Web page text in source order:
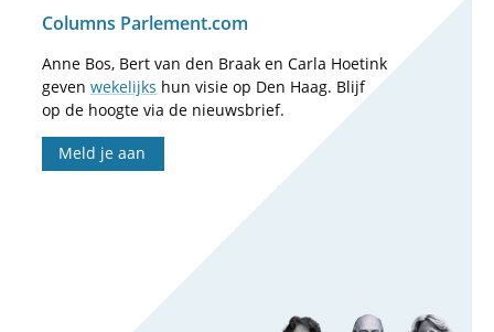
Columns Parlement.com
Anne Bos, Bert van den Braak en Carla Hoetink
geven wekelijks hun visie op Den Haag. Blijf
op de hoogte via de nieuwsbrief.
Meld je aan